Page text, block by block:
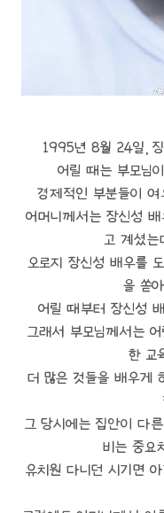
1995년 8월 24일,
어릴 때는 부모님
경제적인 부분들이
어머니께서는 장신성
고 계셨는
오로지 장신성 배우를
을 쏟
어릴 때부터 장신성
그래서 부모님께서는
한 교
더 많은 것들을 배우게
그 당시에는 집안이 다
비는 중요
유치원 다니던 시기면